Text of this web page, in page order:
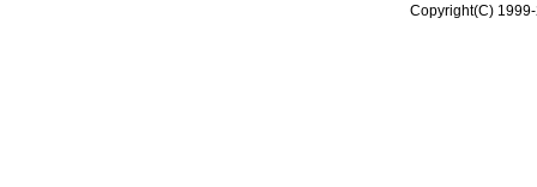
Copyright(C)